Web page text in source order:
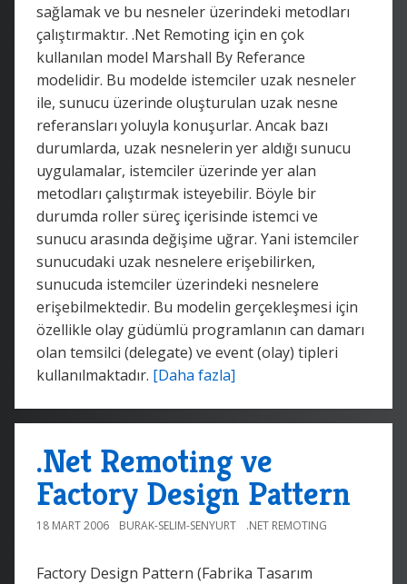
sağlamak ve bu nesneler üzerindeki metodları
çalıştırmaktır. .Net Remoting için en çok
kullanılan model Marshall By Referance
modelidir. Bu modelde istemciler uzak nesneler
ile, sunucu üzerinde oluşturulan uzak nesne
referansları yoluyla konuşurlar. Ancak bazı
durumlarda, uzak nesnelerin yer aldığı sunucu
uygulamalar, istemciler üzerinde yer alan
metodları çalıştırmak isteyebilir. Böyle bir
durumda roller süreç içerisinde istemci ve
sunucu arasında değişime uğrar. Yani istemciler
sunucudaki uzak nesnelere erişebilirken,
sunucuda istemciler üzerindeki nesnelere
erişebilmektedir. Bu modelin gerçekleşmesi için
özellikle olay güdümlü programlanın can damarı
olan temsilci (delegate) ve event (olay) tipleri
kullanılmaktadır. [Daha fazla]
.Net Remoting ve
Factory Design Pattern
18 MART 2006 BURAK-SELIM-SENYURT .NET REMOTING
Factory Design Pattern (Fabrika Tasarım